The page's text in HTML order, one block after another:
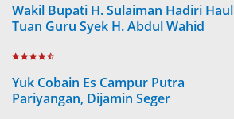
Wakil Bupati H. Sulaiman Hadiri Haul
Tuan Guru Syek H. Abdul Wahid
Yuk Cobain Es Campur Putra
Pariyangan, Dijamin Seger